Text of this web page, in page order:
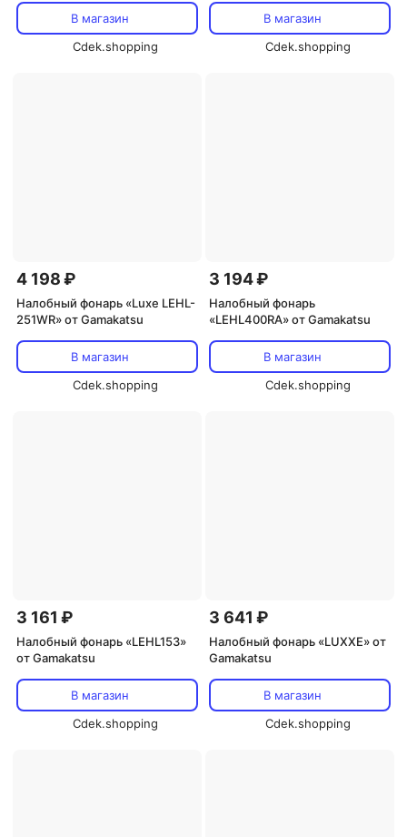
В магазин
Cdek.shopping
В магазин
Cdek.shopping
4 198 ₽
Налобный фонарь «Luxe LEHL-
251WR» от Gamakatsu
В магазин
Cdek.shopping
3 194 ₽
Налобный фонарь
«LEHL400RA» от Gamakatsu
В магазин
Cdek.shopping
3 161 ₽
Налобный фонарь «LEHL153»
от Gamakatsu
В магазин
Cdek.shopping
3 641 ₽
Налобный фонарь «LUXXE» от
Gamakatsu
В магазин
Cdek.shopping